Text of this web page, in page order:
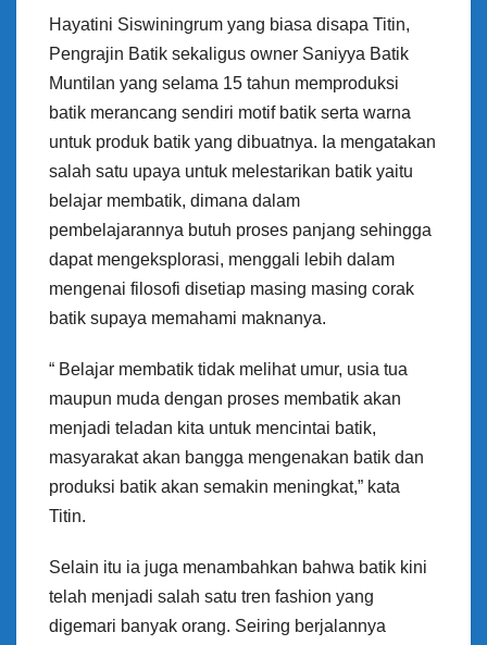
Hayatini Siswiningrum yang biasa disapa Titin,
Pengrajin Batik sekaligus owner Saniyya Batik
Muntilan yang selama 15 tahun memproduksi
batik merancang sendiri motif batik serta warna
untuk produk batik yang dibuatnya. Ia mengatakan
salah satu upaya untuk melestarikan batik yaitu
belajar membatik, dimana dalam
pembelajarannya butuh proses panjang sehingga
dapat mengeksplorasi, menggali lebih dalam
mengenai filosofi disetiap masing masing corak
batik supaya memahami maknanya.
“ Belajar membatik tidak melihat umur, usia tua
maupun muda dengan proses membatik akan
menjadi teladan kita untuk mencintai batik,
masyarakat akan bangga mengenakan batik dan
produksi batik akan semakin meningkat,” kata
Titin.
Selain itu ia juga menambahkan bahwa batik kini
telah menjadi salah satu tren fashion yang
digemari banyak orang. Seiring berjalannya